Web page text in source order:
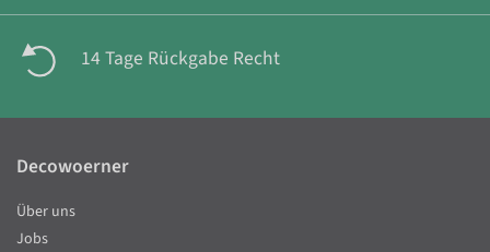
14 Tage Rückgabe Recht
Decowoerner
Über uns
Jobs